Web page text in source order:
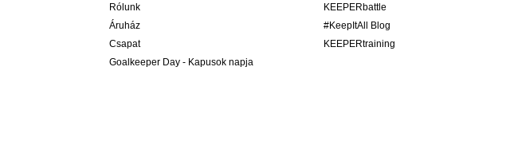
Rólunk
Áruház
Csapat
Goalkeeper Day - Kapusok napja
KEEPERbattle
#KeepItAll Blog
KEEPERtraining